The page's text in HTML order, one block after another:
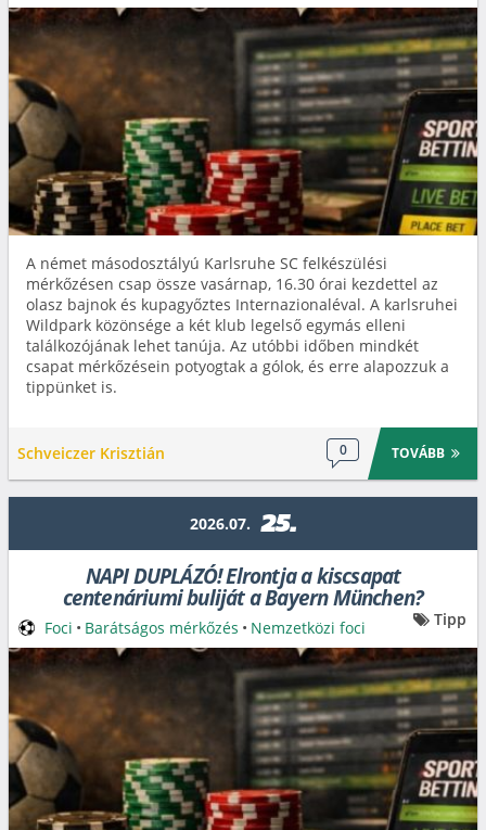
A német másodosztályú Karlsruhe SC felkészülési
mérkőzésen csap össze vasárnap, 16.30 órai kezdettel az
olasz bajnok és kupagyőztes Internazionaléval. A karlsruhei
Wildpark közönsége a két klub legelső egymás elleni
találkozójának lehet tanúja. Az utóbbi időben mindkét
csapat mérkőzésein potyogtak a gólok, és erre alapozzuk a
tippünket is.
Schveiczer Krisztián 0 TOVÁBB
2026.07. 25.
NAPI DUPLÁZÓ! Elrontja a kiscsapat
centenáriumi buliját a Bayern München?
Foci • Barátságos mérkőzés • Nemzetközi foci Tipp